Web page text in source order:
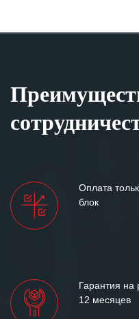
Оплата
блок
Гарантия на
12 месяцев